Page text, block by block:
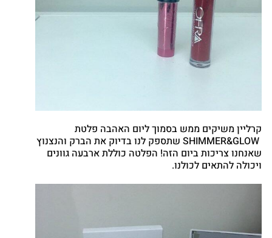
קרליין משיקים ממש בסמוך ליום האהבה פלטת
SHIMMER&GLOW שתספק לנו בדיוק את הברק והנצנוץ
שאנחנו צריכות ביום הזה! הפלטה כוללת ארבעה גוונים
ויכולה להתאים לכולנו.